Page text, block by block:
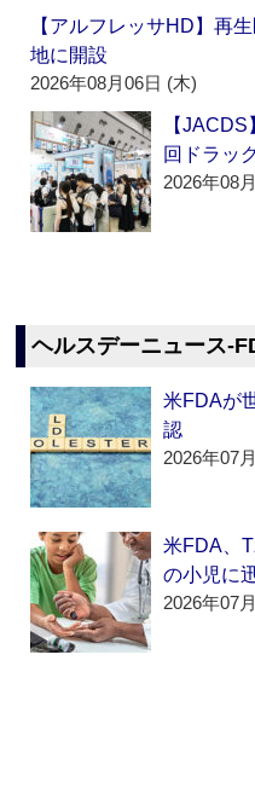
【アルフレッサHD】再
地に開設
2026年08月06日 (木)
【
回ドラッ
2026年08
ヘルスデーニュース
米FDAが
認
2026年07
米FDA、
の小児に
2026年07